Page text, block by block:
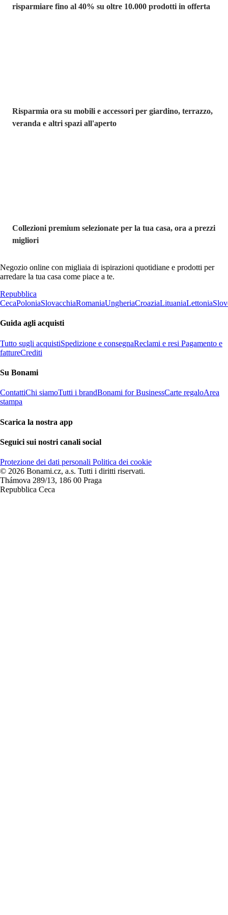
risparmiare fino al 40% su oltre 10.000 prodotti in offerta
Risparmia ora su mobili e accessori per giardino, terrazzo,
veranda e altri spazi all'aperto
Collezioni premium selezionate per la tua casa, ora a prezzi
migliori
Negozio online con migliaia di ispirazioni quotidiane e prodotti per
arredare la tua casa come piace a te.
Repubblica
CecaPoloniaSlovacchiaRomaniaUngheriaCroaziaLituaniaLettonia
Guida agli acquisti
Tutto sugli acquistiSpedizione e consegnaReclami e resi Pagamento e
fattureCrediti
Su Bonami
ContattiChi siamoTutti i brandBonami for BusinessCarte regaloArea
stampa
Scarica la nostra app
Seguici sui nostri canali social
Protezione dei dati personali Politica dei cookie
© 2026 Bonami.cz, a.s. Tutti i diritti riservati.
Thámova 289/13, 186 00 Praga
Repubblica Ceca